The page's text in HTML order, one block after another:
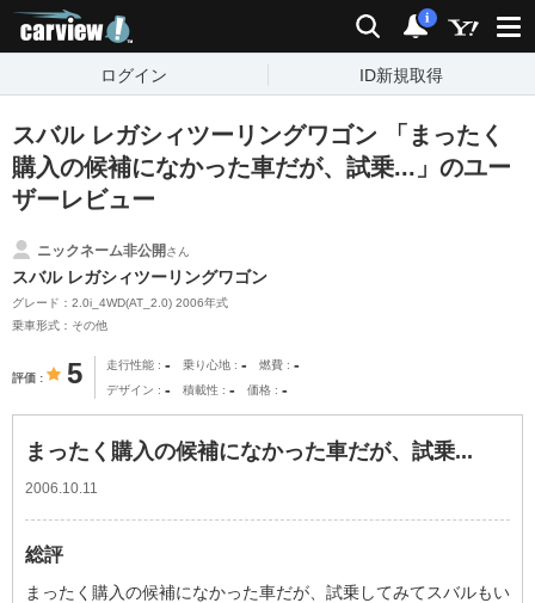
検索 通知
i
ログイン ID新規取得
スバル レガシィツーリングワゴン 「まったく
購入の候補になかった車だが、試乗...」のユー
ザーレビュー
ニックネーム非公開さん
スバル レガシィツーリングワゴン
グレード：2.0i_4WD(AT_2.0) 2006年式
乗車形式：その他
評価 5 走行性能 - 乗り心地 - 燃費 -
デザイン - 積載性 - 価格 -
まったく購入の候補になかった車だが、試乗...
2006.10.11
総評
まったく購入の候補になかった車だが、試乗してみてスバルもい